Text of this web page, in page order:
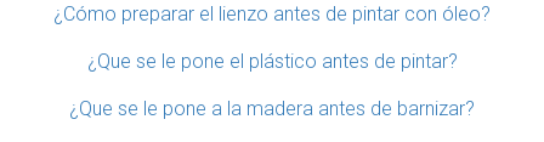
¿Cómo preparar el lienzo antes de pintar con óleo?
¿Que se le pone el plástico antes de pintar?
¿Que se le pone a la madera antes de barnizar?